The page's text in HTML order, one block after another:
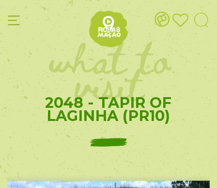
what to
visit
2048 - TAPIR OF
LAGINHA (PR10)